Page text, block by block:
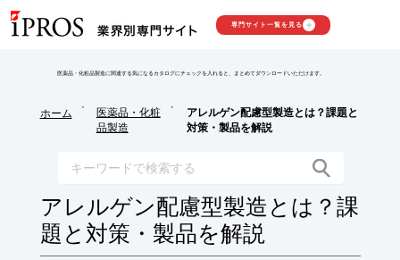
専門サイト一覧を見る
医薬品・化粧品製造に関連する気になるカタログにチェックを入れると、まとめてダウンロードいただけます。
ホーム
>
医薬品・化粧
品製造
>
アレルゲン配慮型製造とは？課題と
対策・製品を解説
アレルゲン配慮型製造とは？課
題と対策・製品を解説